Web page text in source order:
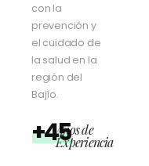
con la
prevención y
el cuidado de
la salud en la
región del
Bajío.
+45Años de
Experiencia